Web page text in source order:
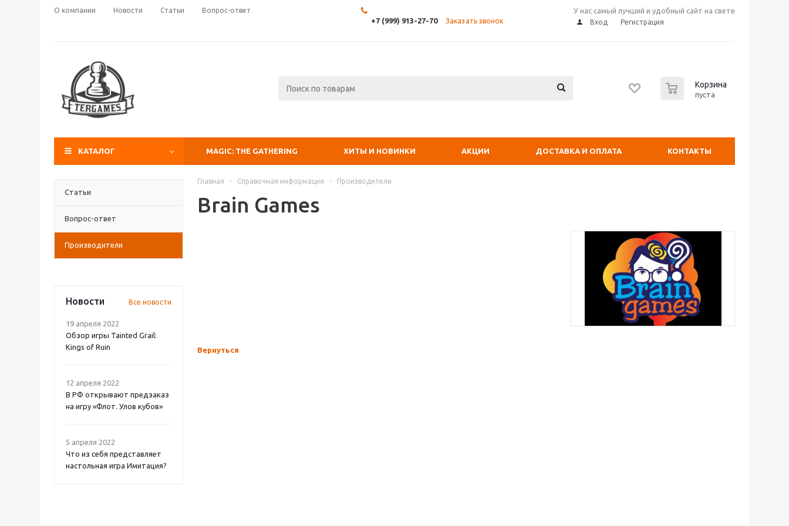
О компании Новости Статьи Вопрос-ответ
+7 (999) 913-27-70 Заказать звонок
У нас самый лучший и удобный сайт на свете
Вход Регистрация
Корзина
пуста
КАТАЛОГ MAGIC: THE GATHERING ХИТЫ И НОВИНКИ АКЦИИ ДОСТАВКА И ОПЛАТА КОНТАКТЫ
Статьи
Вопрос-ответ
Производители
Новости Все новости
19 апреля 2022
Обзор игры Tainted Grail:
Kings of Ruin
12 апреля 2022
В РФ открывают предзаказ
на игру «Флот. Улов кубов»
5 апреля 2022
Что из себя представляет
настольная игра Имитация?
Главная - Справочная информация - Производители
Brain Games
Вернуться